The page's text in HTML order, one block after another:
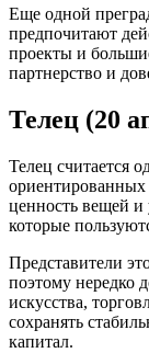
Еще одной
предпочитают
проекты и
партнерство и
Телец (20
Телец считается
ориентированных
ценность вещей и
которые
Представители
поэтому нередко
искусства,
сохранять
капитал.